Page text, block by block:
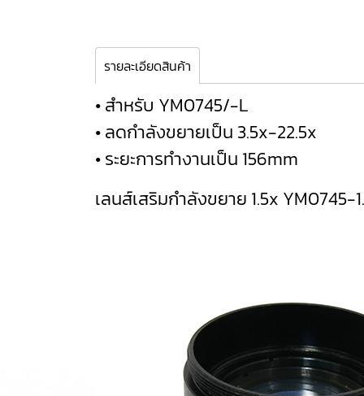
รายละเอียดสินค้า
• สำหรับ YM0745/-L
• ลดกำลังขยายเป็น 3.5x-22.5x
• ระยะการทำงานเป็น 156mm
เลนส์เสริมกำลังขยาย 1.5x YM0745-